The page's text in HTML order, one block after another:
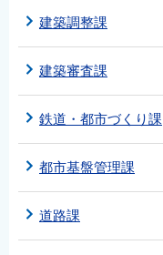
建築調整課
建築審査課
鉄道・都市づくり課
都市基盤管理課
道路課